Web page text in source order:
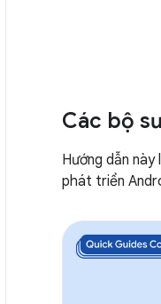
Các bộ
Hướng dẫn
phát triển